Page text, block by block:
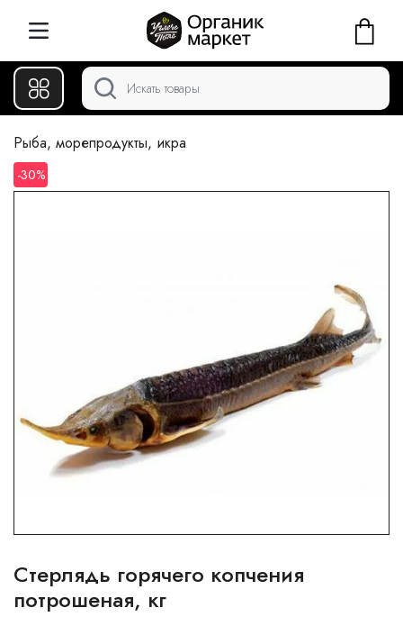
Рыба, морепродукты, икра
-30%
Стерлядь горячего копчения
потрошеная, кг